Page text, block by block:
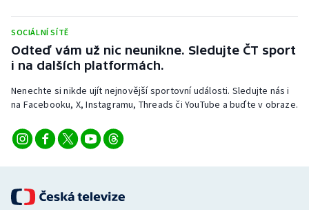
SOCIÁLNÍ SÍTĚ
Odteď vám už nic neunikne. Sledujte ČT sport
i na dalších platformách.
Nenechte si nikde ujít nejnovější sportovní události. Sledujte nás i
na Facebooku, X, Instagramu, Threads či YouTube a buďte v obraze.